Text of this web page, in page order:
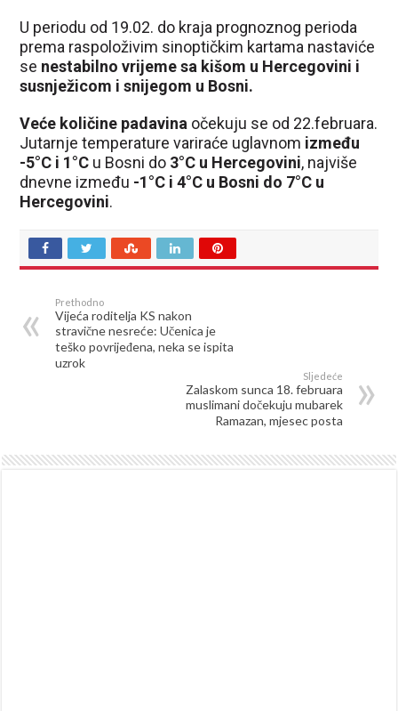
U periodu od 19.02. do kraja prognoznog perioda
prema raspoloživim sinoptičkim kartama nastaviće
se nestabilno vrijeme sa kišom u Hercegovini i
susnježicom i snijegom u Bosni.
Veće količine padavina očekuju se od 22.februara.
Jutarnje temperature variraće uglavnom između
-5°C i 1°C u Bosni do 3°C u Hercegovini, najviše
dnevne između -1°C i 4°C u Bosni do 7°C u
Hercegovini.
Prethodno
Vijeća roditelja KS nakon
stravične nesreće: Učenica je
teško povrijeđena, neka se ispita
uzrok
Sljedeće
Zalaskom sunca 18. februara
muslimani dočekuju mubarek
Ramazan, mjesec posta